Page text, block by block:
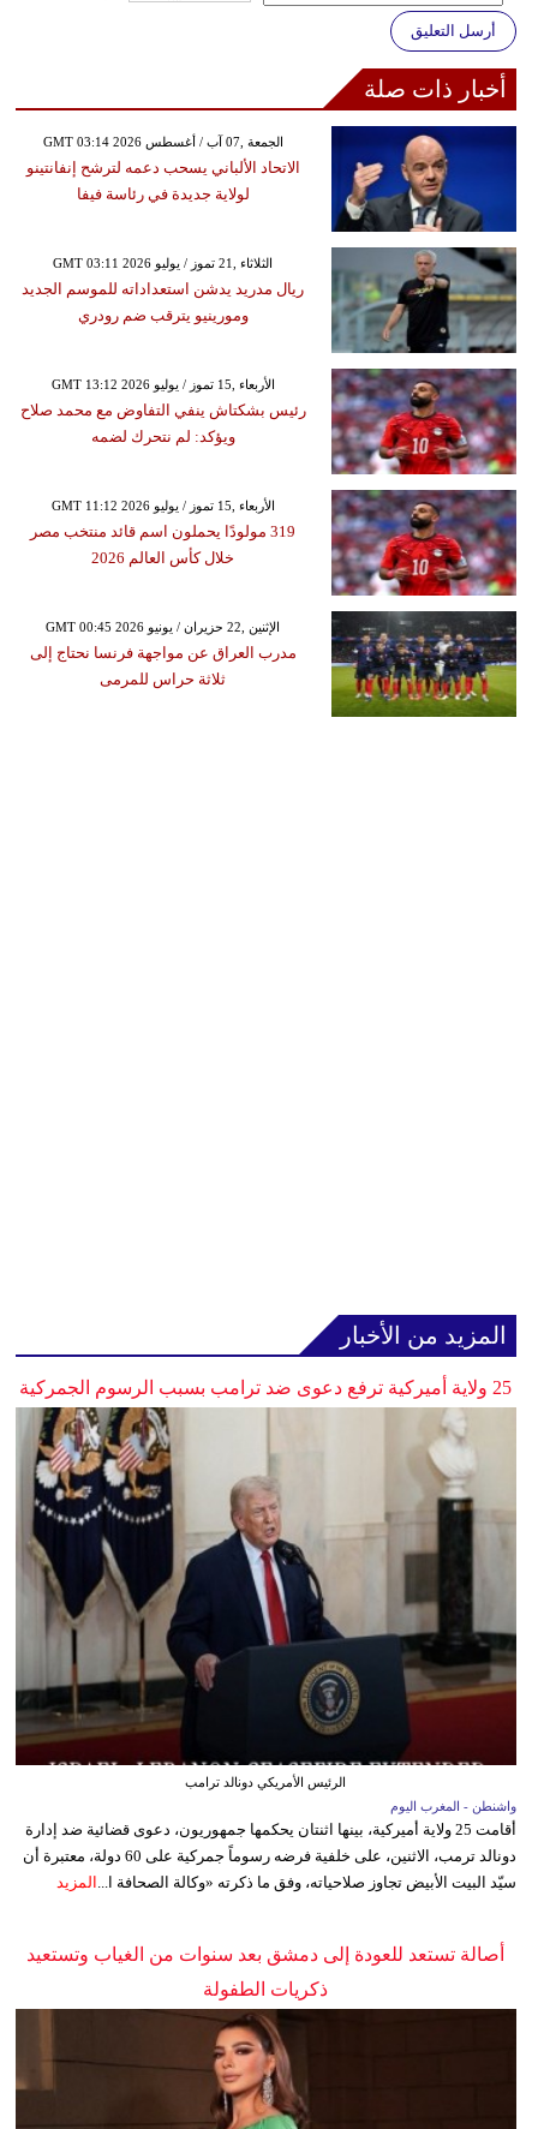
أرسل التعليق
أخبار ذات صلة
GMT 03:14 2026 الجمعة ,07 آب / أغسطس
الاتحاد الألباني يسحب دعمه لترشح إنفانتينو
لولاية جديدة في رئاسة فيفا
GMT 03:11 2026 الثلاثاء ,21 تموز / يوليو
ريال مدريد يدشن استعداداته للموسم الجديد
ومورينيو يترقب ضم رودري
GMT 13:12 2026 الأربعاء ,15 تموز / يوليو
رئيس بشكتاش ينفي التفاوض مع محمد صلاح
ويؤكد: لم نتحرك لضمه
GMT 11:12 2026 الأربعاء ,15 تموز / يوليو
319 مولودًا يحملون اسم قائد منتخب مصر
خلال كأس العالم 2026
GMT 00:45 2026 الإثنين ,22 حزيران / يونيو
مدرب العراق عن مواجهة فرنسا نحتاج إلى
ثلاثة حراس للمرمى
المزيد من الأخبار
25 ولاية أميركية ترفع دعوى ضد ترامب بسبب الرسوم الجمركية
الرئيس الأمريكي دونالد ترامب
واشنطن - المغرب اليوم
أقامت 25 ولاية أميركية، بينها اثنتان يحكمها جمهوريون، دعوى قضائية ضد إدارة
دونالد ترمب، الاثنين، على خلفية فرضه رسوماً جمركية على 60 دولة، معتبرة أن
سيّد البيت الأبيض تجاوز صلاحياته، وفق ما ذكرته «وكالة الصحافة ا... المزيد
أصالة تستعد للعودة إلى دمشق بعد سنوات من الغياب وتستعيد
ذكريات الطفولة